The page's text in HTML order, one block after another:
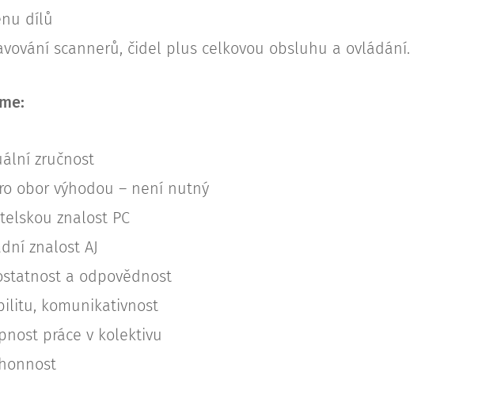
dílů
scannerů, čidel plus celkovou obsluhu a ovládání.
zručnost
obor výhodou – není nutný
znalost PC
znalost AJ
a odpovědnost
komunikativnost
práce v kolektivu